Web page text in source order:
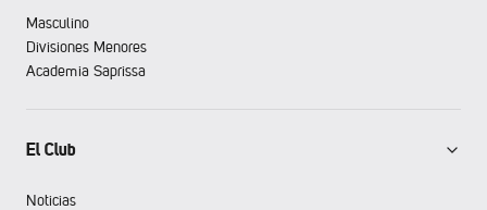
Masculino
Divisiones Menores
Academia Saprissa
El Club
Noticias